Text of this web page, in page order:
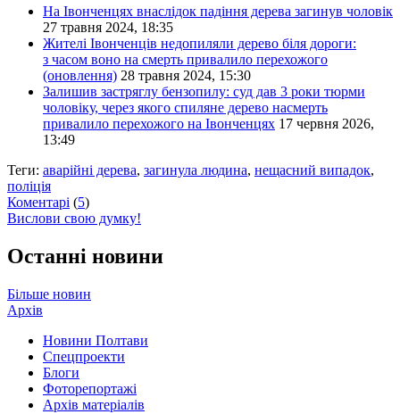
На Івонченцях внаслідок падіння дерева загинув чоловік
27 травня 2024, 18:35
Жителі Івонченців недопиляли дерево біля дороги:
з часом воно на смерть привалило перехожого
(оновлення) 28 травня 2024, 15:30
Залишив застряглу бензопилу: суд дав 3 роки тюрми
чоловіку, через якого спиляне дерево насмерть
привалило перехожого на Івонченцях 17 червня 2026,
13:49
Теги: аварійні дерева, загинула людина, нещасний випадок,
поліція
Коментарі (5)
Вислови свою думку!
Останні новини
Більше новин
Архів
Новини Полтави
Спецпроекти
Блоги
Фоторепортажі
Архів матеріалів